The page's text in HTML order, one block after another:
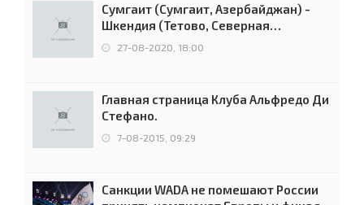
Сумгаит (Сумгаит, Азербайджан) -
Шкендия (Тетово, Северная
Македония) - 0:2 (0:0)
27-08-2020, 18:00
Главная страница Клуба Альфредо Ди
Стефано.
7-08-2015, 09:29
Санкции WADA не помешают России